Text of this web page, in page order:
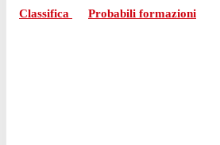
Classifica Probabili formazioni